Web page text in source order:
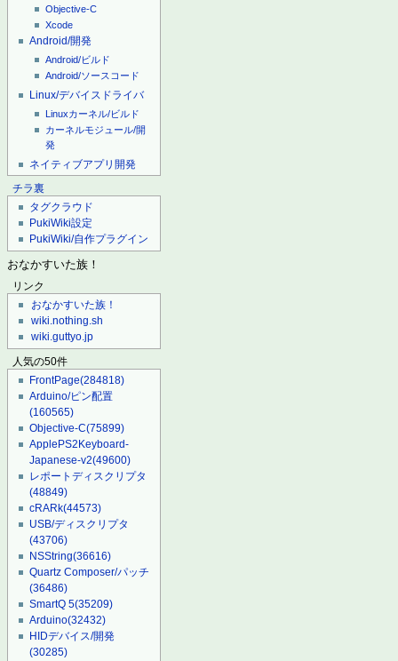
Objective-C
Xcode
Android/開発
Android/ビルド
Android/ソースコード
Linux/デバイスドライバ
Linuxカーネル/ビルド
カーネルモジュール/開
発
ネイティブアプリ開発
チラ裏
タグクラウド
PukiWiki設定
PukiWiki/自作プラグイン
おなかすいた族！
リンク
おなかすいた族！
wiki.nothing.sh
wiki.guttyo.jp
人気の50件
FrontPage(284818)
Arduino/ピン配置
(160565)
Objective-C(75899)
ApplePS2Keyboard-
Japanese-v2(49600)
レポートディスクリプタ
(48849)
cRARk(44573)
USB/ディスクリプタ
(43706)
NSString(36616)
Quartz Composer/パッチ
(36486)
SmartQ 5(35209)
Arduino(32432)
HIDデバイス/開発
(30285)